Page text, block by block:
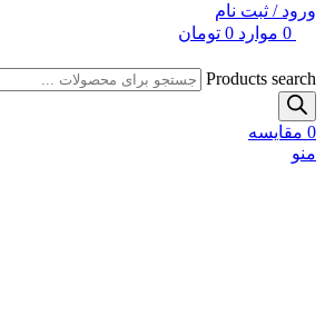
ورود / ثبت نام
0 موارد 0 تومان
Products search
0 مقایسه
منو